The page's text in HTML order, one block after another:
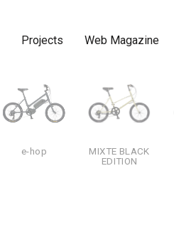
Projects Web Magazine
e-hop
MIXTE BLACK
EDITION